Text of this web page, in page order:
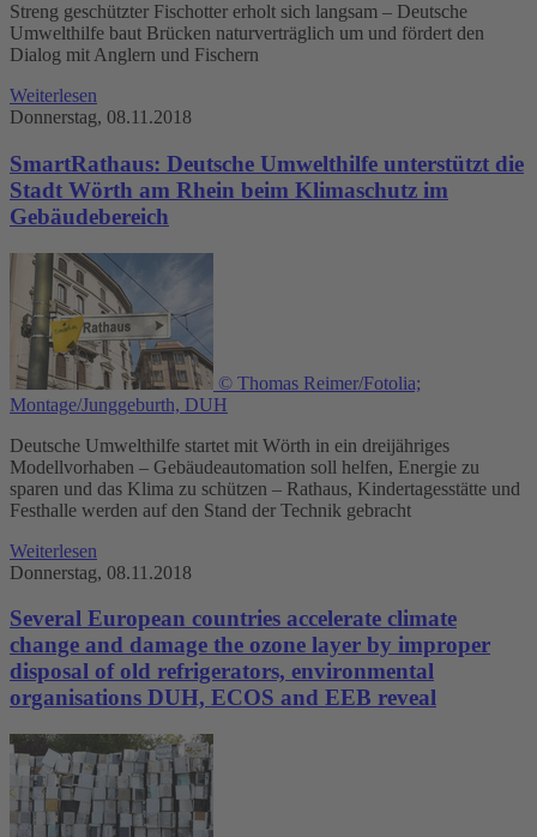
Streng geschützter Fischotter erholt sich langsam – Deutsche
Umwelthilfe baut Brücken naturverträglich um und fördert den
Dialog mit Anglern und Fischern
Weiterlesen
Donnerstag, 08.11.2018
SmartRathaus: Deutsche Umwelthilfe unterstützt die
Stadt Wörth am Rhein beim Klimaschutz im
Gebäudebereich
© Thomas Reimer/Fotolia;
Montage/Junggeburth, DUH
Deutsche Umwelthilfe startet mit Wörth in ein dreijähriges
Modellvorhaben – Gebäudeautomation soll helfen, Energie zu
sparen und das Klima zu schützen – Rathaus, Kindertagesstätte und
Festhalle werden auf den Stand der Technik gebracht
Weiterlesen
Donnerstag, 08.11.2018
Several European countries accelerate climate
change and damage the ozone layer by improper
disposal of old refrigerators, environmental
organisations DUH, ECOS and EEB reveal